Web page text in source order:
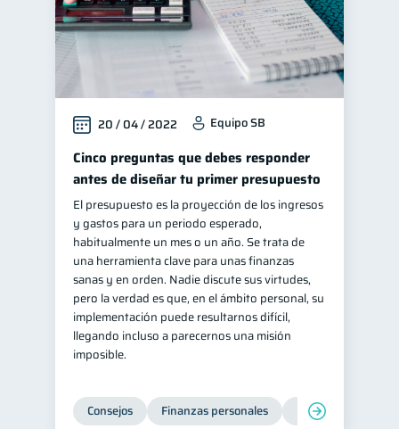
20 / 04 / 2022 Equipo SB
Cinco preguntas que debes responder
antes de diseñar tu primer presupuesto
El presupuesto es la proyección de los ingresos
y gastos para un periodo esperado,
habitualmente un mes o un año. Se trata de
una herramienta clave para unas finanzas
sanas y en orden. Nadie discute sus virtudes,
pero la verdad es que, en el ámbito personal, su
implementación puede resultarnos difícil,
llegando incluso a parecernos una misión
imposible.
Consejos Finanzas personales Educación